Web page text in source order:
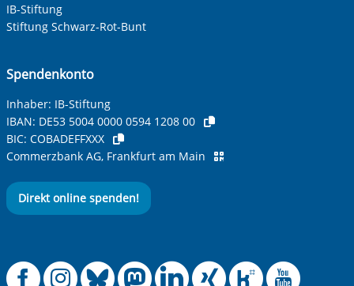
IB-Stiftung
Stiftung Schwarz-Rot-Bunt
Spendenkonto
Inhaber: IB-Stiftung
IBAN: DE53 5004 0000 0594 1208 00
BIC: COBADEFFXXX
Commerzbank AG, Frankfurt am Main
Direkt online spenden!